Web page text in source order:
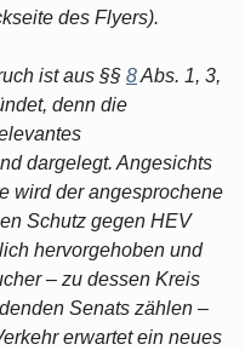
des Flyers).
ist aus §§ 8Abs. 1, 3,
denn die
dargelegt. Angesichts
wird der angesprochene
Schutz gegen HEV
hervorgehoben und
– zu dessen Kreis
Senats zählen –
erwartet ein neues